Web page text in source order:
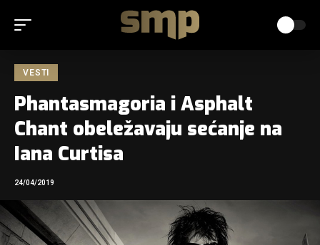
VESTI
Phantasmagoria i Asphalt
Chant obeležavaju sećanje na
Iana Curtisa
24/04/2019